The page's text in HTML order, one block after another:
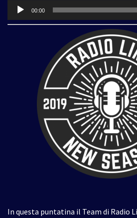
Audio
Player
00:00
In questa puntatina il Team di Radio